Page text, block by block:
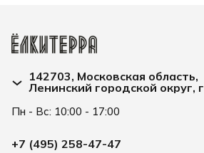
142703, Московская область,
Ленинский городской округ, г
Пн - Вс: 10:00 - 17:00
+7 (495) 258-47-47